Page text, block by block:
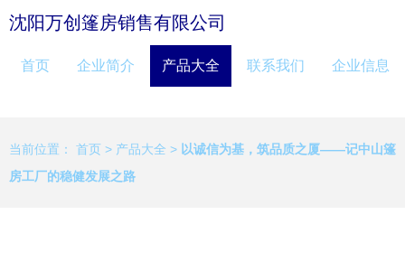
沈阳万创篷房销售有限公司
首页 企业简介 产品大全 联系我们 企业信息
当前位置： 首页 > 产品大全 > 以诚信为基，筑品质之厦——记中山篷
房工厂的稳健发展之路